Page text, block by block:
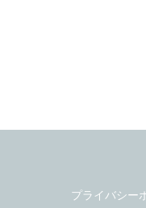
プライバシー